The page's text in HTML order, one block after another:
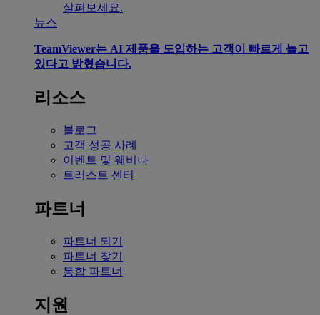
살펴보세요.
뉴스
TeamViewer는 AI 제품을 도입하는 고객이 빠르게 늘고
있다고 밝혔습니다.
리소스
블로그
고객 성공 사례
이벤트 및 웨비나
트러스트 센터
파트너
파트너 되기
파트너 찾기
통합 파트너
지원